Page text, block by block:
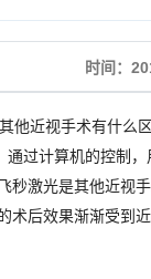
时间：
他近视手术有什么
通过计算机的控制
秒激光是其他近视
术后效果渐渐受到近